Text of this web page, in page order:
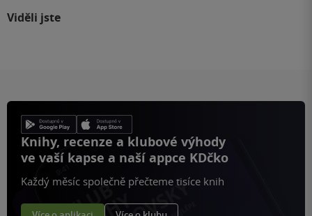
Viděli jste
Knihy, recenze a klubové výhody
ve vaší kapse a naší appce KDčko
Každý měsíc společně přečteme tisíce knih